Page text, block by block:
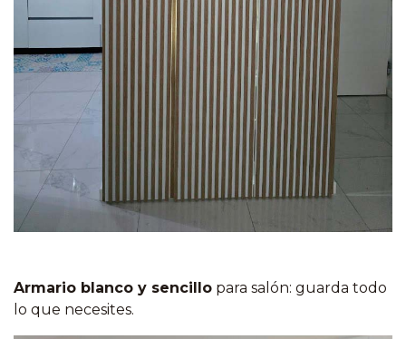
Armario blanco y sencillo para salón: guarda todo
lo que necesites.